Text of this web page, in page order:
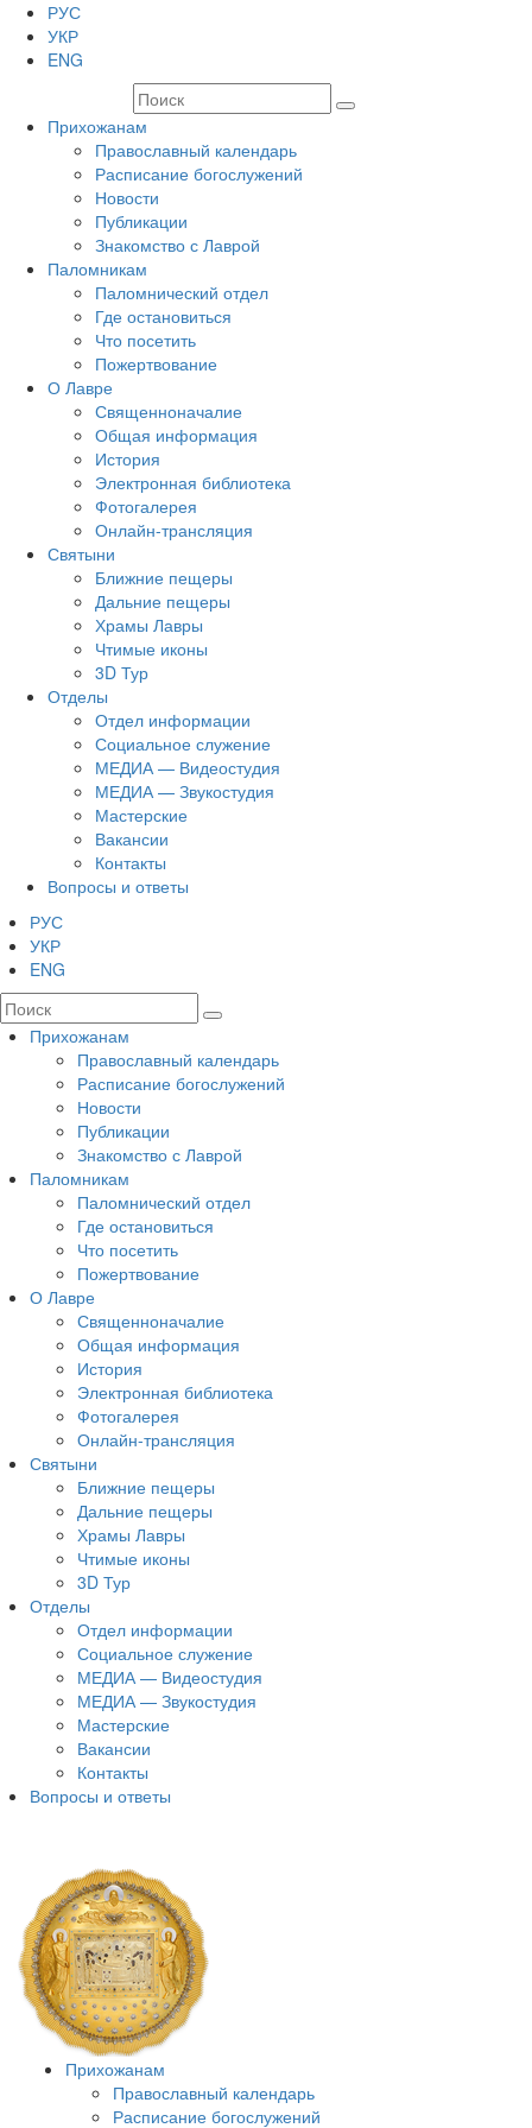
РУС
УКР
ENG
Прихожанам
Православный календарь
Расписание богослужений
Новости
Публикации
Знакомство с Лаврой
Паломникам
Паломнический отдел
Где остановиться
Что посетить
Пожертвование
О Лавре
Священноначалие
Общая информация
История
Электронная библиотека
Фотогалерея
Онлайн-трансляция
Святыни
Ближние пещеры
Дальние пещеры
Храмы Лавры
Чтимые иконы
3D Тур
Отделы
Отдел информации
Социальное служение
МЕДИА — Видеостудия
МЕДИА — Звукостудия
Мастерские
Вакансии
Контакты
Вопросы и ответы
РУС
УКР
ENG
Прихожанам
Православный календарь
Расписание богослужений
Новости
Публикации
Знакомство с Лаврой
Паломникам
Паломнический отдел
Где остановиться
Что посетить
Пожертвование
О Лавре
Священноначалие
Общая информация
История
Электронная библиотека
Фотогалерея
Онлайн-трансляция
Святыни
Ближние пещеры
Дальние пещеры
Храмы Лавры
Чтимые иконы
3D Тур
Отделы
Отдел информации
Социальное служение
МЕДИА — Видеостудия
МЕДИА — Звукостудия
Мастерские
Вакансии
Контакты
Вопросы и ответы
Прихожанам
Православный календарь
Расписание богослужений